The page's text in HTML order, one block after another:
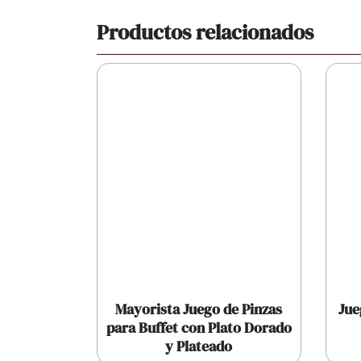
Productos relacionados
Mayorista Juego de Pinzas
para Buffet con Plato Dorado
y Plateado